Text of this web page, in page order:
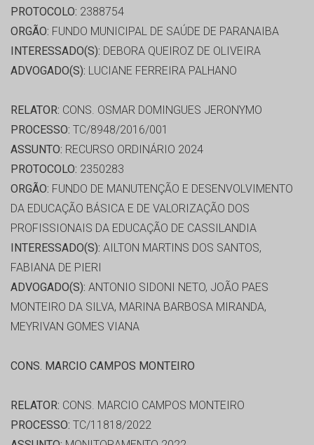
PROTOCOLO: 2388754
ORGÃO: FUNDO MUNICIPAL DE SAÚDE DE PARANAIBA
INTERESSADO(S): DEBORA QUEIROZ DE OLIVEIRA
ADVOGADO(S): LUCIANE FERREIRA PALHANO
RELATOR: CONS. OSMAR DOMINGUES JERONYMO
PROCESSO: TC/8948/2016/001
ASSUNTO: RECURSO ORDINÁRIO 2024
PROTOCOLO: 2350283
ORGÃO: FUNDO DE MANUTENÇÃO E DESENVOLVIMENTO
DA EDUCAÇÃO BÁSICA E DE VALORIZAÇÃO DOS
PROFISSIONAIS DA EDUCAÇÃO DE CASSILANDIA
INTERESSADO(S): AILTON MARTINS DOS SANTOS,
FABIANA DE PIERI
ADVOGADO(S): ANTONIO SIDONI NETO, JOÃO PAES
MONTEIRO DA SILVA, MARINA BARBOSA MIRANDA,
MEYRIVAN GOMES VIANA
CONS. MARCIO CAMPOS MONTEIRO
RELATOR: CONS. MARCIO CAMPOS MONTEIRO
PROCESSO: TC/11818/2022